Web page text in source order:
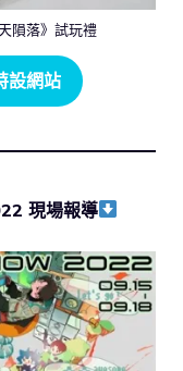
隕落》試玩禮
設網站
現場報導